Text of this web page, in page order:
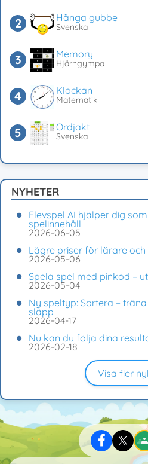
Hänga gubbe
Svenska
Memory
Hjärngympa
Klockan
Matematik
Ordjakt
Svenska
NYHETER
Elevspel AI hjälper dig
spelinnehåll
2026-06-05
Lägre priser för lärare
2026-05-06
Spela spel med pinkod –
2026-05-04
Ny speltyp: Sortera –
släpp
2026-04-17
Nu kan du följa dina
2026-02-18
Visa fler